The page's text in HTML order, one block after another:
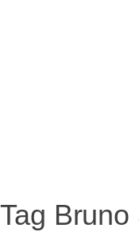
Tag Bruno